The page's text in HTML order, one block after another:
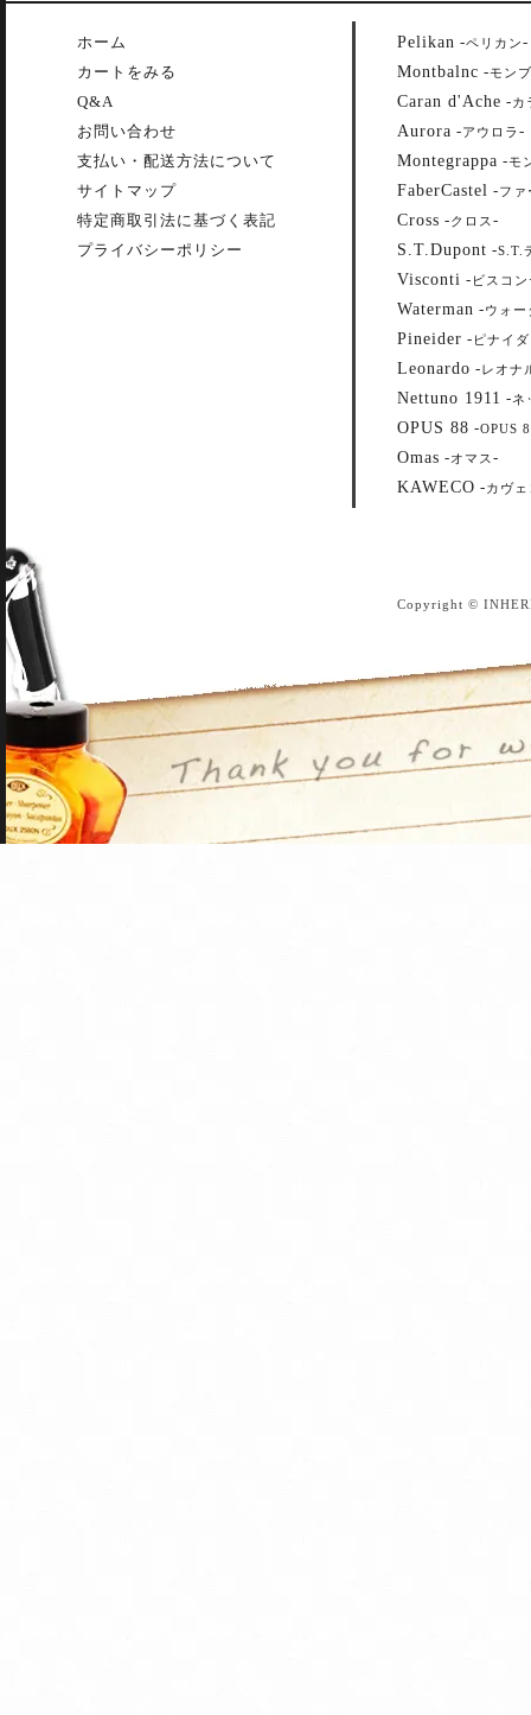
ホーム
カートをみる
Q&A
お問い合わせ
支払い・配送方法について
サイトマップ
特定商取引法に基づく表記
プライバシーポリシー
Pelikan -ペリカン-
Montbalnc -モン
Caran d'Ache -カ
Aurora -アウロラ -
Montegrappa -モ
FaberCastel -ファ
Cross -クロス -
S.T.Dupont -S.T.
Visconti - ビスコ
Waterman -ウォー
Pineider - ピナイ
Leonardo -レオナ
Nettuno 1911 -ネ
OPUS 88 -OPUS
Omas -オマス -
KAWECO -カヴェ
Copyright ©